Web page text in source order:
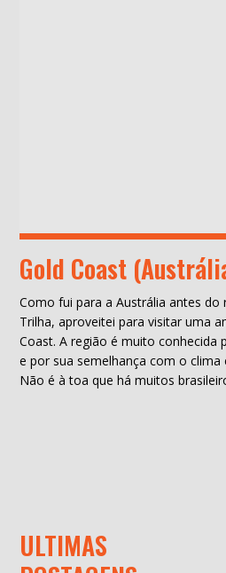
Gold Coast
Como fui para a Austrália antes do
Trilha, aproveitei para visitar uma
Coast. A região é muito conhecida
e por sua semelhança com o clima
Não é à toa que há muitos
ULTIMAS